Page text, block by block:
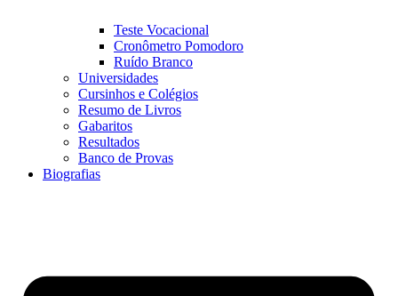
Teste Vocacional
Cronômetro Pomodoro
Ruído Branco
Universidades
Cursinhos e Colégios
Resumo de Livros
Gabaritos
Resultados
Banco de Provas
Biografias